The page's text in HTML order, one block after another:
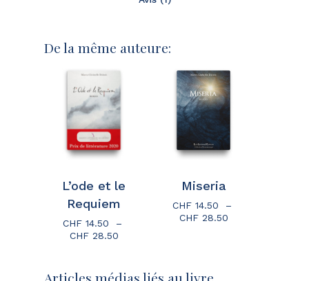
Votre panier est vide.
Go To Shop
De la même auteure:
L’ode et le
Requiem
CHF14.50
–
CHF28.50Plage
CHF 14.50
Miseria
CHF14.50
–
CHF28.50Plage